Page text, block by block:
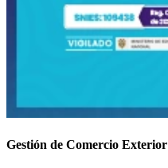
Gestión de Comercio Exterior